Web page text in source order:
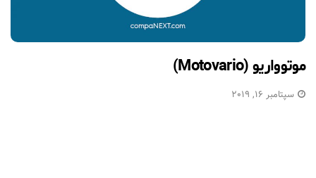
موتوواریو (Motovario)
سپتامبر 16, 2019